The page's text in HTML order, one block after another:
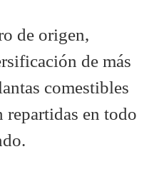
de origen,
de más
comestibles
repartidas en todo